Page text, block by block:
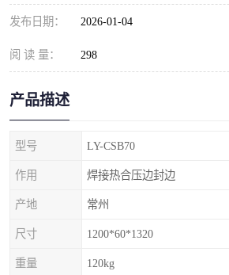
发布日期： 2026-01-04
阅 读 量： 298
产品描述
型号 LY-CSB70
作用 焊接热合压边封边
产地 常州
尺寸 1200*60*1320
重量 120kg